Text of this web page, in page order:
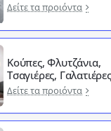
Δείτε τα προιόντα
Κούπες, Φλυτζάνια,
Τσαγιέρες, Γαλατιέρες
Δείτε τα προιόντα